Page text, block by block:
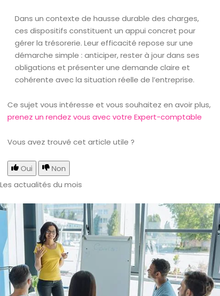
Dans un contexte de hausse durable des charges,
ces dispositifs constituent un appui concret pour
gérer la trésorerie. Leur efficacité repose sur une
démarche simple : anticiper, rester à jour dans ses
obligations et présenter une demande claire et
cohérente avec la situation réelle de l’entreprise.
Ce sujet vous intéresse et vous souhaitez en avoir plus,
prenez un rendez vous avec votre Expert-comptable
Vous avez trouvé cet article utile ?
Oui
Non
Les actualités du mois